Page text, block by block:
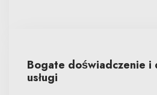
Bogate doświadczenie i
usługi